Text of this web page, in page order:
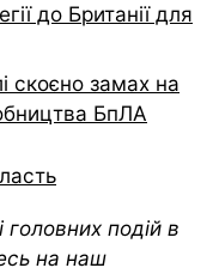
до Британії для
скоєно замах на
БпЛА
подій в
на наш